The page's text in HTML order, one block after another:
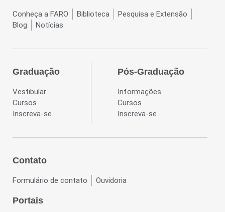
Conheça a FARO Biblioteca
Pesquisa e Extensão
Blog
Notícias
Graduação
Vestibular
Cursos
Inscreva-se
Pós-Graduação
Informações
Cursos
Inscreva-se
Contato
Formulário de contato Ouvidoria
Portais